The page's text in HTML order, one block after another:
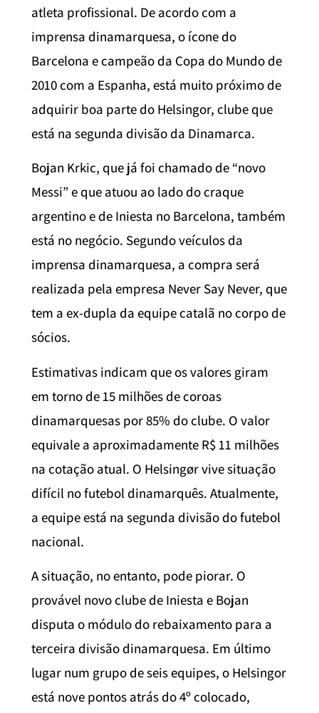
atleta profissional. De acordo com a
imprensa dinamarquesa, o ícone do
Barcelona e campeão da Copa do Mundo de
2010 com a Espanha, está muito próximo de
adquirir boa parte do Helsingor, clube que
está na segunda divisão da Dinamarca.
Bojan Krkic, que já foi chamado de “novo
Messi” e que atuou ao lado do craque
argentino e de Iniesta no Barcelona, também
está no negócio. Segundo veículos da
imprensa dinamarquesa, a compra será
realizada pela empresa Never Say Never, que
tem a ex-dupla da equipe catalã no corpo de
sócios.
Estimativas indicam que os valores giram
em torno de 15 milhões de coroas
dinamarquesas por 85% do clube. O valor
equivale a aproximadamente R$ 11 milhões
na cotação atual. O Helsingør vive situação
difícil no futebol dinamarquês. Atualmente,
a equipe está na segunda divisão do futebol
nacional.
A situação, no entanto, pode piorar. O
provável novo clube de Iniesta e Bojan
disputa o módulo do rebaixamento para a
terceira divisão dinamarquesa. Em último
lugar num grupo de seis equipes, o Helsingor
está nove pontos atrás do 4º colocado,